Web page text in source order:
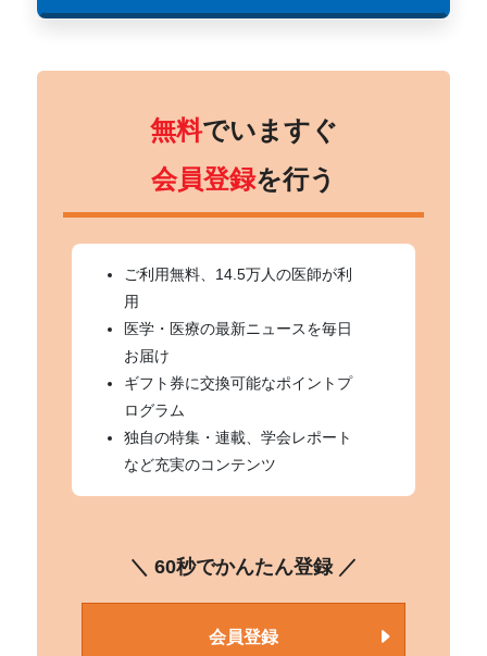
無料でいますぐ
会員登録を行う
ご利用無料、14.5万人の医師が利
用
医学・医療の最新ニュースを毎日
お届け
ギフト券に交換可能なポイントプ
ログラム
独自の特集・連載、学会レポート
など充実のコンテンツ
＼ 60秒でかんたん登録 ／
会員登録